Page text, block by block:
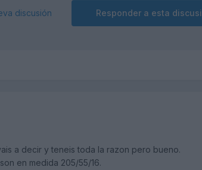
Responder a esta
discusión
a decir y teneis toda la razon pero bueno.
en medida 205/55/16.